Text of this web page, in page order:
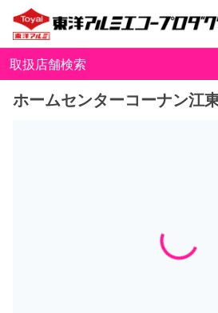
取扱店舗検索
ホームセンターコーナン江
Loading...